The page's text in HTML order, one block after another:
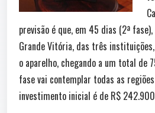
previsão é que, em 45 dias (2ª
Grande Vitória, das três
o aparelho, chegando a um total de
fase vai contemplar todas as
investimento inicial é de R$